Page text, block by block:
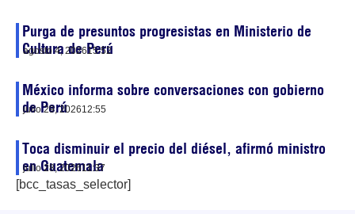
Purga de presuntos progresistas en Ministerio de
Cultura de Perú
agosto 4, 202615:52
México informa sobre conversaciones con gobierno
de Perú
julio 29, 202612:55
Toca disminuir el precio del diésel, afirmó ministro
en Guatemala
julio 28, 202611:37
[bcc_tasas_selector]